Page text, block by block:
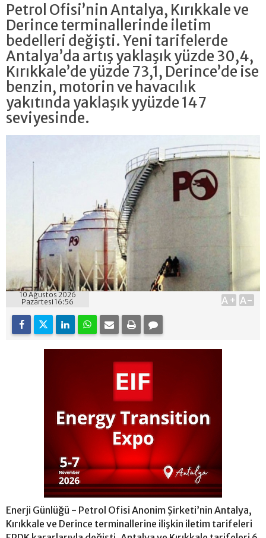
Petrol Ofisi’nin Antalya, Kırıkkale ve
Derince terminallerinde iletim
bedelleri değişti. Yeni tarifelerde
Antalya’da artış yaklaşık yüzde 30,4,
Kırıkkale’de yüzde 73,1, Derince’de ise
benzin, motorin ve havacılık
yakıtında yaklaşık yyüzde 147
seviyesinde.
10 Ağustos 2026
Pazartesi 16:56
A+ A-
Enerji Günlüğü - Petrol Ofisi Anonim Şirketi’nin Antalya,
Kırıkkale ve Derince terminallerine ilişkin iletim tarifeleri